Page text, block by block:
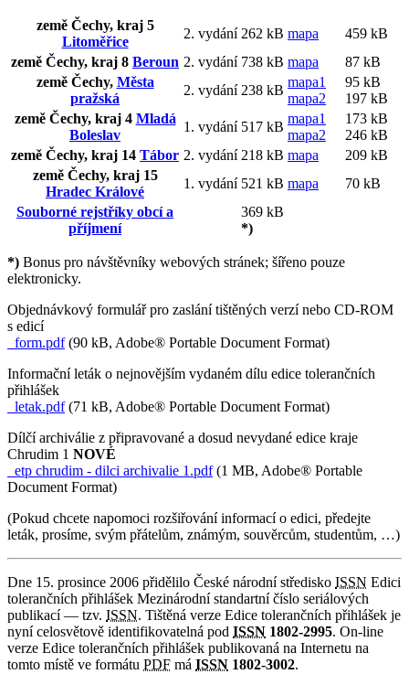
země Čechy, kraj 5
Litoměřice
2. vydání 262 kB mapa
459 kB
země Čechy, kraj 8 Beroun 2. vydání 738 kB mapa
87 kB
země Čechy, Města
pražská
2. vydání 238 kB
mapa1
mapa2
95 kB
197 kB
země Čechy, kraj 4 Mladá
Boleslav
1. vydání 517 kB
mapa1
mapa2
173 kB
246 kB
země Čechy, kraj 14 Tábor 2. vydání 218 kB mapa
209 kB
země Čechy, kraj 15
Hradec Králové
1. vydání 521 kB mapa
70 kB
Souborné rejstříky obcí a
příjmení
369 kB
*)
*) Bonus pro návštěvníky webových stránek; šířeno pouze
elektronicky.
Objednávkový formulář pro zaslání tištěných verzí nebo CD-ROM
s edicí
form.pdf(90 kB, Adobe® Portable Document Format)
Informační leták o nejnovějším vydaném dílu edice tolerančních
přihlášek
letak.pdf(71 kB, Adobe® Portable Document Format)
Dílčí archiválie z připravované a dosud nevydané edice kraje
Chrudim 1 NOVÉ
etp chrudim - dilci archivalie 1.pdf(1 MB, Adobe® Portable
Document Format)
(Pokud chcete napomoci rozšiřování informací o edici, předejte
leták, prosíme, svým přátelům, známým, souvěrcům, studentům, …)
Dne 15. prosince 2006 přidělilo České národní středisko ISSN Edici
tolerančních přihlášek Mezinárodní standartní číslo seriálových
publikací — tzv. ISSN. Tištěná verze Edice tolerančních přihlášek je
nyní celosvětově identifikovatelná pod ISSN 1802-2995. On-line
verze Edice tolerančních přihlášek publikovaná na Internetu na
tomto místě ve formátu PDF má ISSN 1802-3002.